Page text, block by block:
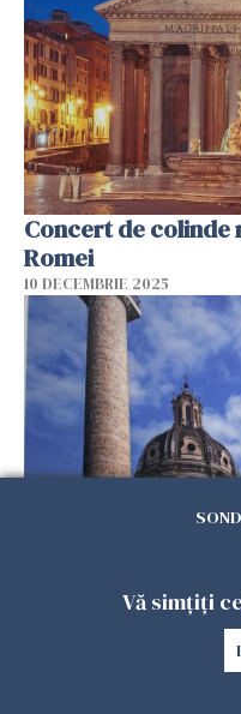
Concert de colinde
Romei
10 DECEMBRIE 2025
dialog milenar
Vă simțiți